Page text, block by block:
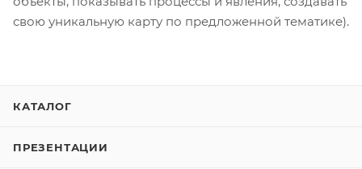
свою уникальную карту по предложенной тематике).
КАТАЛОГ
ПРЕЗЕНТАЦИИ